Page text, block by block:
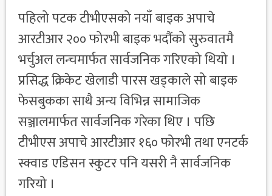
पहिलो पटक टीभीएसको नयाँ बाइक अपाचे
आरटीआर २०० फोरभी बाइक भदौंको सुरुवातमै
भर्चुअल लन्चमार्फत सार्वजनिक गरिएको थियो ।
प्रसिद्ध क्रिकेट खेलाडी पारस खड्काले सो बाइक
फेसबुकका साथै अन्य विभिन्न सामाजिक
सञ्जालमार्फत सार्वजनिक गरेका थिए । पछि
टीभीएस अपाचे आरटीआर १६० फोरभी तथा एनटर्क
स्क्वाड एडिसन स्कुटर पनि यसरी नै सार्वजनिक
गरियो ।